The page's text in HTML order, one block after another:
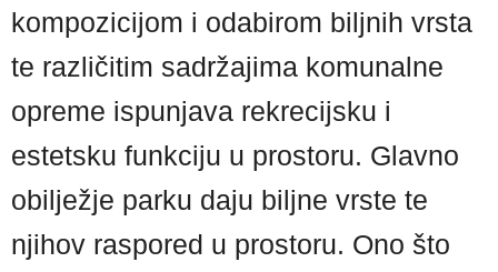
kompozicijom i odabirom biljnih vrsta
te različitim sadržajima komunalne
opreme ispunjava rekrecijsku i
estetsku funkciju u prostoru. Glavno
obilježje parku daju biljne vrste te
njihov raspored u prostoru. Ono što